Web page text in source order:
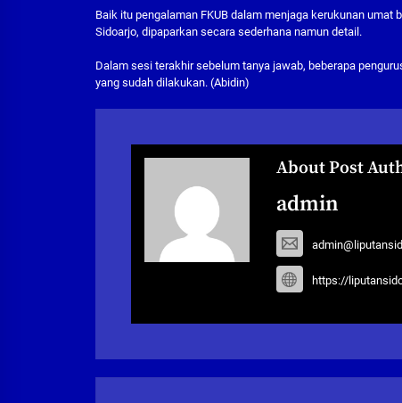
Baik itu pengalaman FKUB dalam menjaga kerukunan
Sidoarjo, dipaparkan secara sederhana namun detail.
Dalam sesi terakhir sebelum tanya jawab, beberapa
yang sudah dilakukan. (Abidin)
About Post
admin
https://